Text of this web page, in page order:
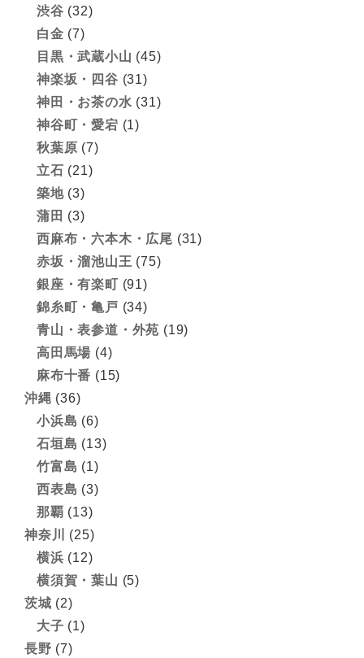
渋谷 (32)
白金 (7)
目黒・武蔵小山 (45)
神楽坂・四谷 (31)
神田・お茶の水 (31)
神谷町・愛宕 (1)
秋葉原 (7)
立石 (21)
築地(3)
蒲田 (3)
西麻布・六本木・広尾 (31)
赤坂・溜池山王 (75)
銀座・有楽町 (91)
錦糸町・亀戸 (34)
青山・表参道・外苑 (19)
高田馬場 (4)
麻布十番 (15)
沖縄 (36)
小浜島 (6)
石垣島 (13)
竹富島 (1)
西表島 (3)
那覇 (13)
神奈川
(25)
横浜 (12)
横須賀・葉山 (5)
茨城 (2)
大子 (1)
長野 (7)